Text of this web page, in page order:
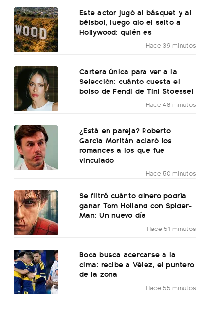
Este actor jugó al básquet y al
béisbol, luego dio el salto a
Hollywood: quién es
Hace 39 minutos
Cartera única para ver a la
Selección: cuánto cuesta el
bolso de Fendi de Tini Stoessel
Hace 48 minutos
¿Está en pareja? Roberto
García Moritán aclaró los
romances a los que fue
vinculado
Hace 50 minutos
Se filtró cuánto dinero podría
ganar Tom Holland con Spider-
Man: Un nuevo día
Hace 51 minutos
Boca busca acercarse a la
cima: recibe a Vélez, el puntero
de la zona
Hace 55 minutos